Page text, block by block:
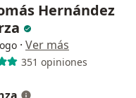
Hernández
· Ver más
351 opiniones